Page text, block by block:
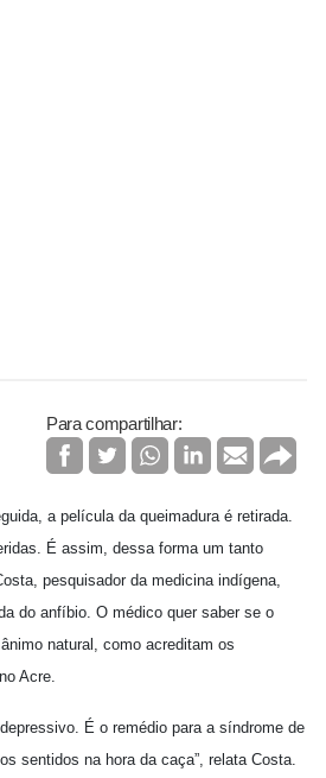
Para compartilhar:
a película da queimadura é retirada.
É assim, dessa forma um tanto
pesquisador da medicina indígena,
do anfíbio. O médico quer saber se o
natural, como acreditam os
Acre.
É o remédio para a síndrome de
sentidos na hora da caça”, relata Costa.